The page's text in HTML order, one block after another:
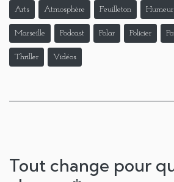
Arts Atmosphère Feuilleton Humeur
Marseille Podcast Polar Policier
Thriller Vidéos
Tout change pour